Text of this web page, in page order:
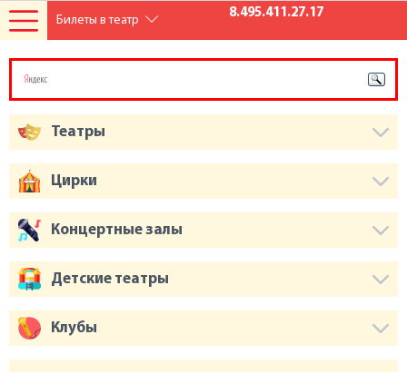
8.495.411.27.17
Театры
Цирки
Концертные залы
Детские театры
Клубы
Билеты в театр